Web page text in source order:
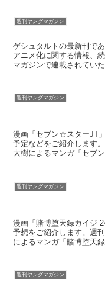
週刊ヤングマガジン
ゲシュタルトの最新刊で
アニメ化に関する情報、
マガジンで連載されてい
最新刊の発売日はこちら
週刊ヤングマガジン
漫画「セブン☆スターJT
予定などをご紹介します
大樹によるマンガ「セブ
ら！漫画「セブン☆スタ
週刊ヤングマガジン
漫画「賭博堕天録カイジ
予想をご紹介します。週
によるマンガ「賭博堕天
週刊ヤングマガジン